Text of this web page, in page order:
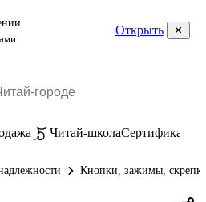
Открыть
Читай-школаСертификаты
Кнопки, зажимы,